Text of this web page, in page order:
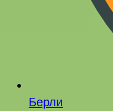
Берли